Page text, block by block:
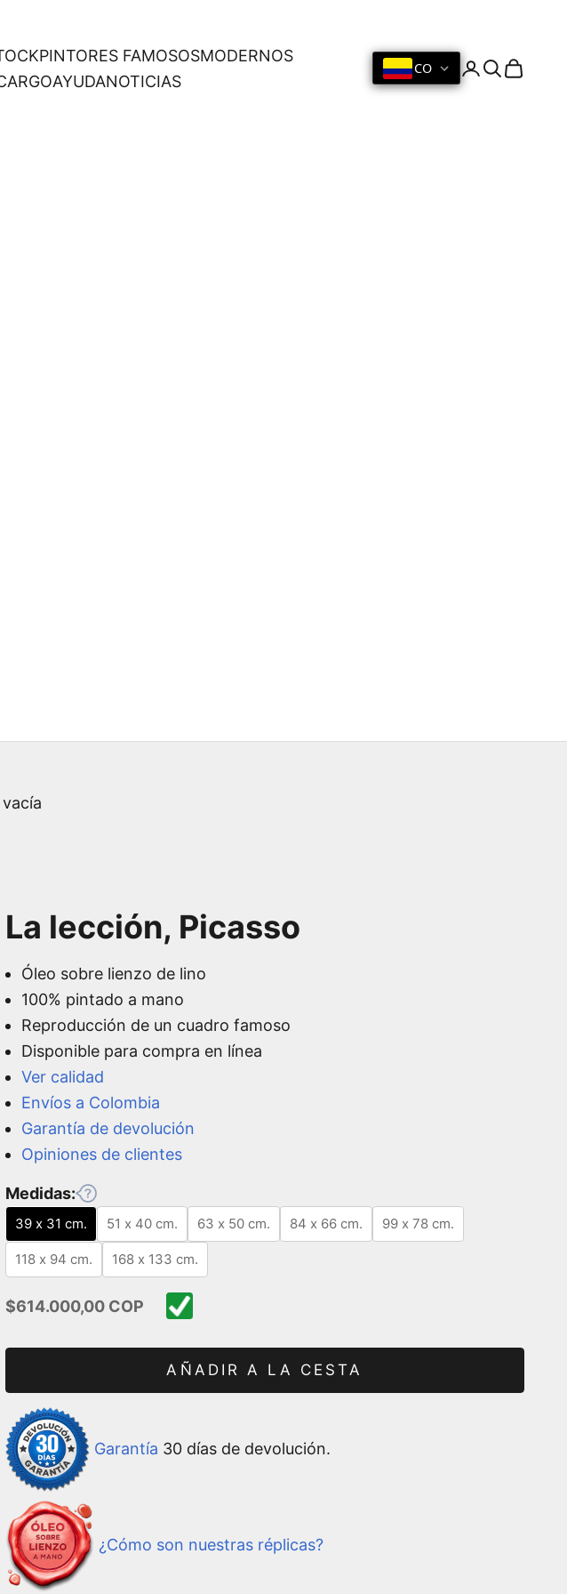
PINTORES FAMOSOSMODERNOS
AYUDANOTICIAS
CO Iniciar sesión
Buscar
Cesta
La lección, Picasso
Óleo sobre lienzo de lino
100% pintado a mano
Reproducción de un cuadro famoso
Disponible para compra en línea
Ver calidad
Envíos a Colombia
Garantía de devolución
Opiniones de clientes
Medidas:
39 x 31 cm. 51 x 40 cm. 63 x 50 cm. 84 x 66 cm. 99 x 78 cm.
118 x 94 cm. 168 x 133 cm.
Precio de oferta
$614.000,00 COP
AÑADIR A LA CESTA
Garantía 30 días de devolución.
¿Cómo son nuestras réplicas?